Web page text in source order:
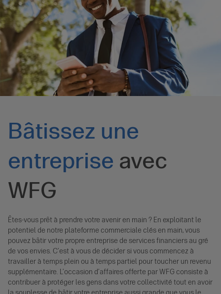
Bâtissez une
entreprise avec
WFG
Êtes-vous prêt à prendre votre avenir en main ? En exploitant le
potentiel de notre plateforme commerciale clés en main, vous
pouvez bâtir votre propre entreprise de services financiers au gré
de vos envies. C’est à vous de décider si vous commencez à
travailler à temps plein ou à temps partiel pour toucher un revenu
supplémentaire. L’occasion d’affaires offerte par WFG consiste à
contribuer à protéger les gens dans votre collectivité tout en avoir